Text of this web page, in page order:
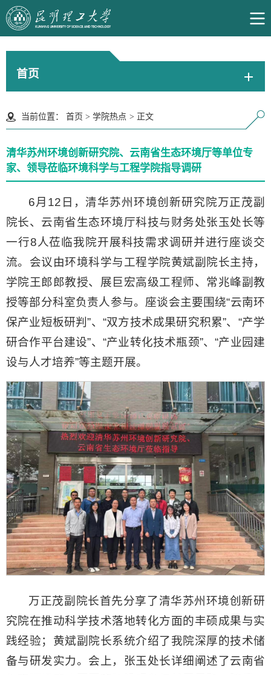
首页
当前位置： 首页 > 学院热点 > 正文
清华苏州环境创新研究院、云南省生态环境厅等单位专
家、领导莅临环境科学与工程学院指导调研
6月12日，清华苏州环境创新研究院万正茂副
院长、云南省生态环境厅科技与财务处张玉处长等
一行8人莅临我院开展科技需求调研并进行座谈交
流。会议由环境科学与工程学院黄斌副院长主持，
学院王郎郎教授、展巨宏高级工程师、常兆峰副教
授等部分科室负责人参与。座谈会主要围绕“云南环
保产业短板研判”、“双方技术成果研究积累”、“产学
研合作平台建设”、“产业转化技术瓶颈”、“产业园建
设与人才培养”等主题开展。
万正茂副院长首先分享了清华苏州环境创新研
究院在推动科学技术落地转化方面的丰硕成果与实
践经验；黄斌副院长系统介绍了我院深厚的技术储
备与研发实力。会上，张玉处长详细阐述了云南省